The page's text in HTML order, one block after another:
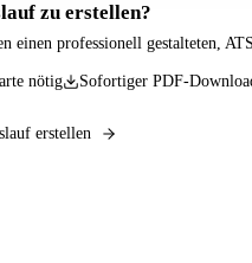
zu erstellen?
einen professionell gestalteten,
nötig Sofortiger PDF-
erstellen